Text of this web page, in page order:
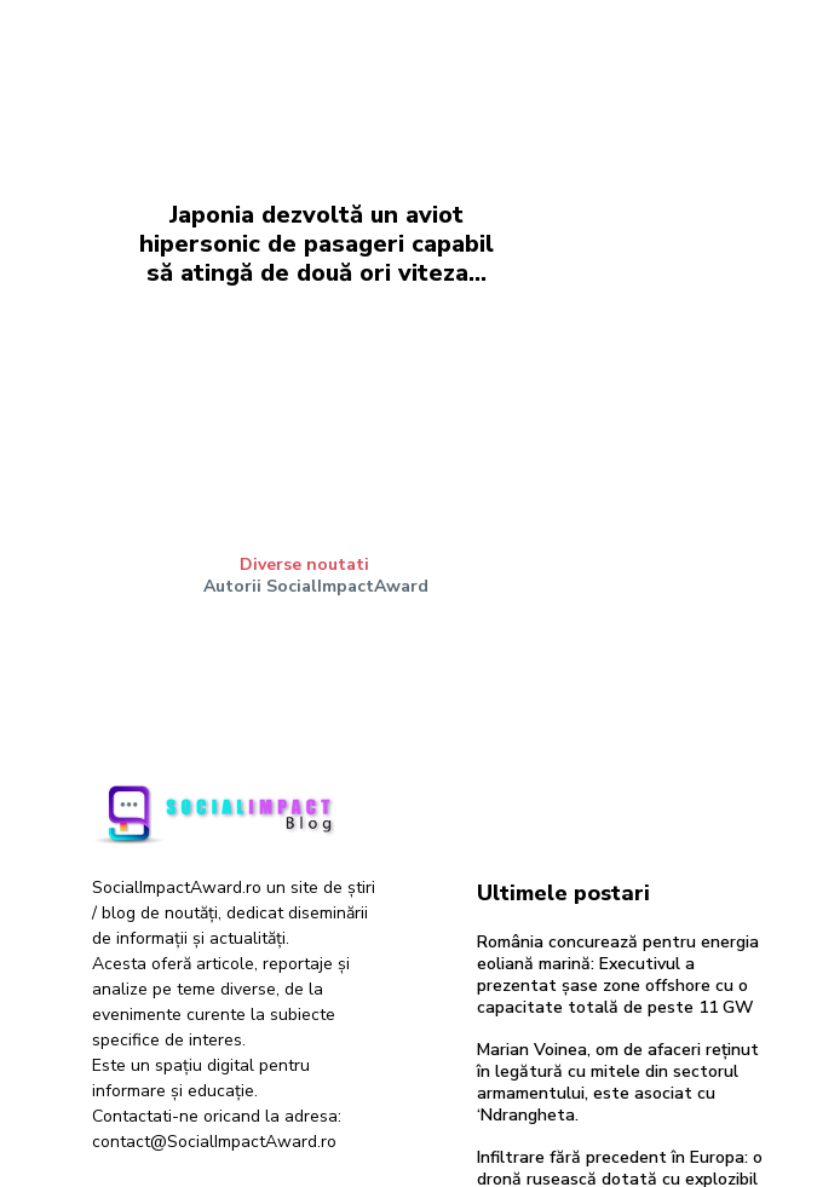
Japonia dezvoltă un aviot
hipersonic de pasageri capabil
să atingă de două ori viteza…
Diverse noutati
Autorii SocialImpactAward
SocialImpactAward.ro un site de știri
/ blog de noutăți, dedicat diseminării
de informații și actualități.
Acesta oferă articole, reportaje și
analize pe teme diverse, de la
evenimente curente la subiecte
specifice de interes.
Este un spațiu digital pentru
informare și educație.
Contactati-ne oricand la adresa:
contact@SocialImpactAward.ro
Ultimele postari
România concurează pentru energia
eoliană marină: Executivul a
prezentat șase zone offshore cu o
capacitate totală de peste 11 GW
Marian Voinea, om de afaceri reținut
în legătură cu mitele din sectorul
armamentului, este asociat cu
‘Ndrangheta.
Infiltrare fără precedent în Europa: o
dronă rusească dotată cu explozibil